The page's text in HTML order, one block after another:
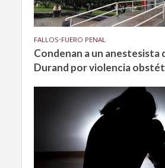
FALLOS•FUERO PENAL
Condenan a un anestesista
Durand por violencia